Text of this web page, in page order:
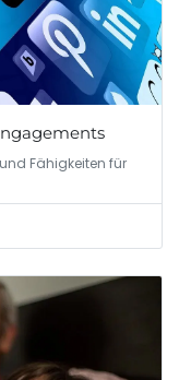
und Fähigkeiten für